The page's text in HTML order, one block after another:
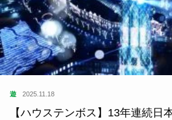
遊 2025.11.18
【ハウステンボス】13年連続日